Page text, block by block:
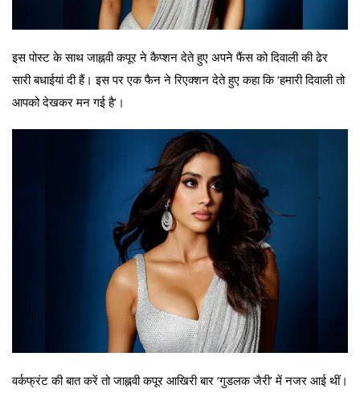
इस पोस्ट के साथ जाह्नवी कपूर ने कैप्शन देते हुए अपने फैंस को दिवाली की ढेर
सारी बधाईयां दी हैं। इस पर एक फैन ने रिएक्शन देते हुए कहा कि ‘हमारी दिवाली तो
आपको देखकर मन गई है’।
वर्कफ्रंट की बात करें तो जाह्नवी कपूर आखिरी बार ‘गुडलक जैरी’ में नजर आई थीं।